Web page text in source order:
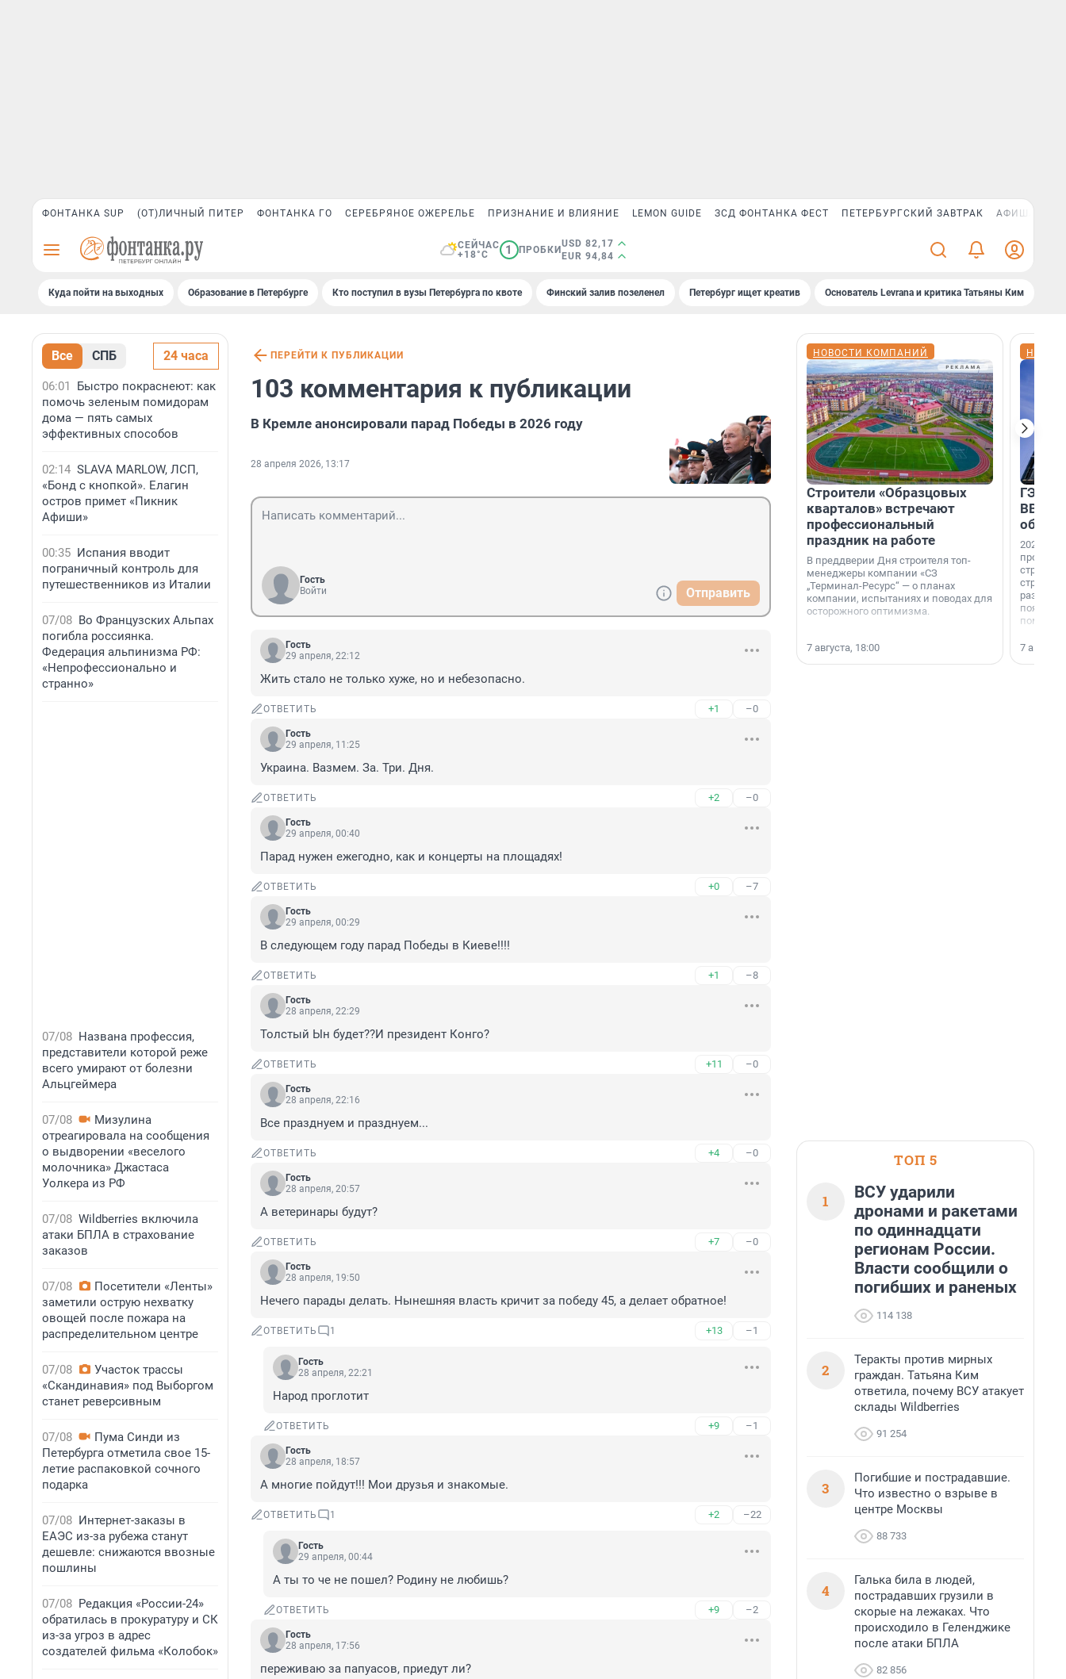
ФОНТАНКА SUP (ОТ)ЛИЧНЫЙ ПИТЕР ФОНТАНКА ГО СЕРЕБРЯНОЕ ОЖЕРЕЛЬЕ ПРИЗНАНИЕ И ВЛИЯНИЕ LEMON GUIDE ЗСД ФОНТАНКА ФЕСТ ПЕТЕРБУРГСКИЙ ЗАВТРАК АФИША PLUS
СЕЙЧАС
+18°C
1 ПРОБКИ
USD 82,17
EUR 94,84
Куда пойти на выходных Образование в Петербурге Кто поступил в вузы Петербурга по квоте Финский залив позеленел Петербург ищет креатив Основатель Levrana и критика Татьяны Ким
Все СПБ 24 часа
06:01
Быстро покраснеют: как
помочь зеленым помидорам
дома — пять самых
эффективных способов
02:14 SLAVA MARLOW, ЛСП,
«Бонд с кнопкой». Елагин
остров примет «Пикник
Афиши»
00:35 Испания вводит
пограничный контроль для
путешественников из Италии
07/08 Во Французских Альпах
погибла россиянка.
Федерация альпинизма РФ:
«Непрофессионально и
странно»
07/08 Названа профессия,
представители которой реже
всего умирают от болезни
Альцгеймера
07/08
Мизулина
отреагировала на сообщения
о выдворении «веселого
молочника» Джастаса
Уолкера из РФ
07/08 Wildberries включила
атаки БПЛА в страхование
заказов
07/08
Посетители «Ленты»
заметили острую нехватку
овощей после пожара на
распределительном центре
07/08
Участок трассы
«Скандинавия» под Выборгом
станет реверсивным
07/08
Пума Синди из
Петербурга отметила свое 15-
летие распаковкой сочного
подарка
07/08 Интернет-заказы в
ЕАЭС из-за рубежа станут
дешевле: снижаются ввозные
пошлины
07/08 Редакция «России-24»
обратилась в прокуратуру и СК
из-за угроз в адрес
создателей фильма «Колобок»
ПЕРЕЙТИ К ПУБЛИКАЦИИ
103 комментария к публикации
В Кремле анонсировали парад Победы в 2026 году
28 апреля 2026, 13:17
Гость
Войти
Отправить
Гость
29 апреля, 22:12
Жить стало не только хуже, но и небезопасно.
ОТВЕТИТЬ +1 –0
Гость
29 апреля, 11:25
Украина. Вазмем. За. Три. Дня.
ОТВЕТИТЬ +2 –0
Гость
29 апреля, 00:40
Парад нужен ежегодно, как и концерты на площадях!
ОТВЕТИТЬ +0 –7
Гость
29 апреля, 00:29
В следующем году парад Победы в Киеве!!!!
ОТВЕТИТЬ +1 –8
Гость
28 апреля, 22:29
Толстый Ын будет??И президент Конго?
ОТВЕТИТЬ +11 –0
Гость
28 апреля, 22:16
Все празднуем и празднуем...
ОТВЕТИТЬ +4 –0
Гость
28 апреля, 20:57
А ветеринары будут?
ОТВЕТИТЬ +7 –0
Гость
28 апреля, 19:50
Нечего парады делать. Нынешняя власть кричит за победу 45, а делает обратное!
ОТВЕТИТЬ 1 +13 –1
Гость
28 апреля, 22:21
Народ проглотит
ОТВЕТИТЬ +9 –1
Гость
28 апреля, 18:57
А многие пойдут!!! Мои друзья и знакомые.
ОТВЕТИТЬ 1 +2 –22
Гость
29 апреля, 00:44
А ты то че не пошел? Родину не любишь?
ОТВЕТИТЬ +9 –2
Гость
28 апреля, 17:56
переживаю за папуасов, приедут ли?
НОВОСТИ КОМПАНИЙ
Строители «Образцовых
кварталов» встречают
профессиональный
праздник на работе
В преддверии Дня строителя топ-
менеджеры компании «СЗ
„Терминал-Ресурс“ — о планах
компании, испытаниях и поводах для
осторожного оптимизма.
7 августа, 18:00
ГЭС,
ВВП: в
об
2026-й —
раз. В
7
ТОП 5
1
ВСУ ударили
дронами и ракетами
по одиннадцати
регионам России.
Власти сообщили о
погибших и раненых
114 138
2
Теракты против мирных
граждан. Татьяна Ким
ответила, почему ВСУ атакует
склады Wildberries
91 254
3
Погибшие и пострадавшие.
Что известно о взрыве в
центре Москвы
88 733
4
Галька била в людей,
пострадавших грузили в
скорые на лежаках. Что
происходило в Геленджике
после атаки БПЛА
82 856